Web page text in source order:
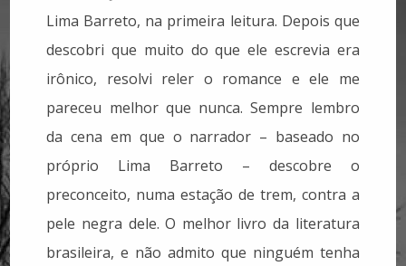
Lima Barreto, na primeira leitura. Depois que
descobri que muito do que ele escrevia era
irônico, resolvi reler o romance e ele me
pareceu melhor que nunca. Sempre lembro
da cena em que o narrador – baseado no
próprio Lima Barreto – descobre o
preconceito, numa estação de trem, contra a
pele negra dele. O melhor livro da literatura
brasileira, e não admito que ninguém tenha